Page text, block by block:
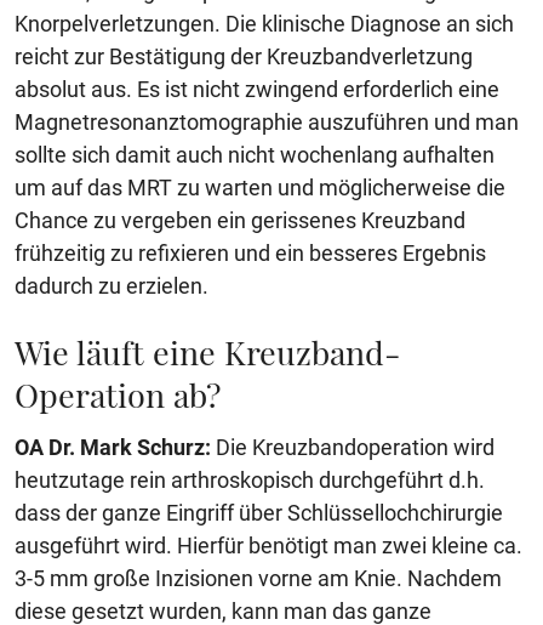
Knorpelverletzungen. Die klinische Diagnose an sich
reicht zur Bestätigung der Kreuzbandverletzung
absolut aus. Es ist nicht zwingend erforderlich eine
Magnetresonanztomographie auszuführen und man
sollte sich damit auch nicht wochenlang aufhalten
um auf das MRT zu warten und möglicherweise die
Chance zu vergeben ein gerissenes Kreuzband
frühzeitig zu refixieren und ein besseres Ergebnis
dadurch zu erzielen.
Wie läuft eine Kreuzband-
Operation ab?
OA Dr. Mark Schurz: Die Kreuzbandoperation wird
heutzutage rein arthroskopisch durchgeführt d.h.
dass der ganze Eingriff über Schlüssellochchirurgie
ausgeführt wird. Hierfür benötigt man zwei kleine ca.
3-5 mm große Inzisionen vorne am Knie. Nachdem
diese gesetzt wurden, kann man das ganze